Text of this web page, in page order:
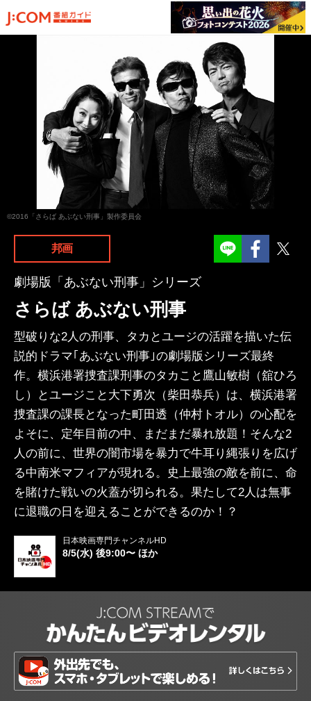
©2016「さらば あぶない刑事」製作委員会
邦画
劇場版「あぶない刑事」シリーズ
さらば あぶない刑事
型破りな2人の刑事、タカとユージの活躍を描いた伝
説的ドラマ｢あぶない刑事｣の劇場版シリーズ最終
作。横浜港署捜査課刑事のタカこと鷹山敏樹（舘ひろ
し）とユージこと大下勇次（柴田恭兵）は、横浜港署
捜査課の課長となった町田透（仲村トオル）の心配を
よそに、定年目前の中、まだまだ暴れ放題！そんな2
人の前に、世界の闇市場を暴力で牛耳り縄張りを広げ
る中南米マフィアが現れる。史上最強の敵を前に、命
を賭けた戦いの火蓋が切られる。果たして2人は無事
に退職の日を迎えることができるのか！？
日本映画専門チャンネルHD
8/5(水) 後9:00〜 ほか